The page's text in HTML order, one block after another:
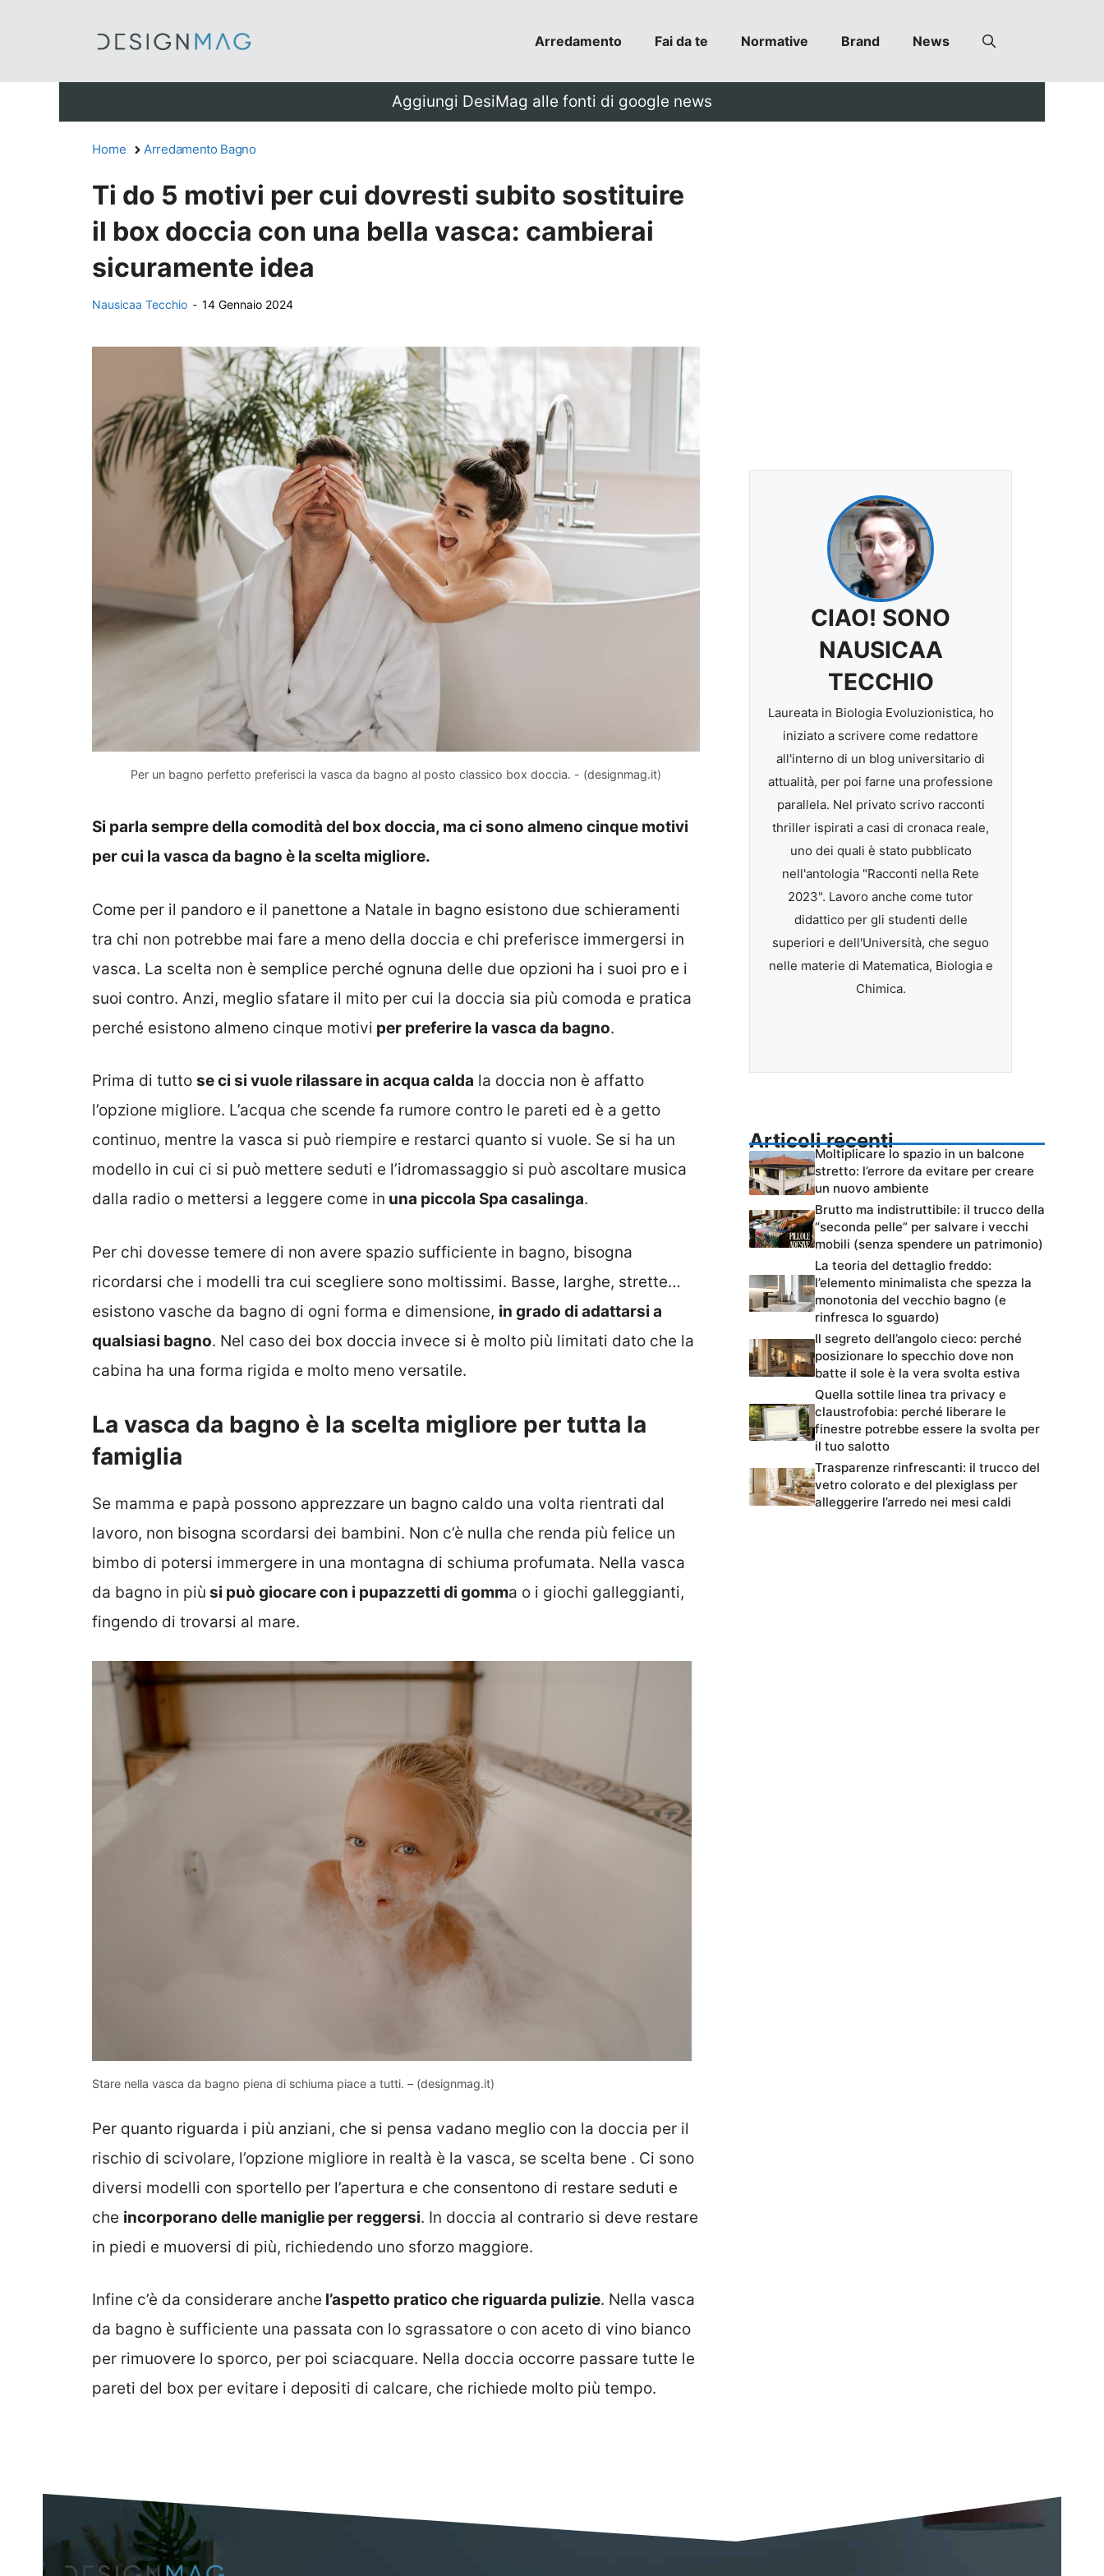
Arredamento Fai da te Normative Brand News
Aggiungi DesiMag alle fonti di google news
Home Arredamento Bagno
Ti do 5 motivi per cui dovresti subito sostituire
il box doccia con una bella vasca: cambierai
sicuramente idea
Nausicaa Tecchio - 14 Gennaio 2024
Per un bagno perfetto preferisci la vasca da bagno al posto classico box doccia. - (designmag.it)
Si parla sempre della comodità del box doccia, ma ci sono almeno cinque motivi
per cui la vasca da bagno è la scelta migliore.
Come per il pandoro e il panettone a Natale in bagno esistono due schieramenti
tra chi non potrebbe mai fare a meno della doccia e chi preferisce immergersi in
vasca. La scelta non è semplice perché ognuna delle due opzioni ha i suoi pro e i
suoi contro. Anzi, meglio sfatare il mito per cui la doccia sia più comoda e pratica
perché esistono almeno cinque motivi per preferire la vasca da bagno.
Prima di tutto se ci si vuole rilassare in acqua calda la doccia non è affatto
l’opzione migliore. L’acqua che scende fa rumore contro le pareti ed è a getto
continuo, mentre la vasca si può riempire e restarci quanto si vuole. Se si ha un
modello in cui ci si può mettere seduti e l’idromassaggio si può ascoltare musica
dalla radio o mettersi a leggere come in una piccola Spa casalinga.
Per chi dovesse temere di non avere spazio sufficiente in bagno, bisogna
ricordarsi che i modelli tra cui scegliere sono moltissimi. Basse, larghe, strette…
esistono vasche da bagno di ogni forma e dimensione, in grado di adattarsi a
qualsiasi bagno. Nel caso dei box doccia invece si è molto più limitati dato che la
cabina ha una forma rigida e molto meno versatile.
La vasca da bagno è la scelta migliore per tutta la
famiglia
Se mamma e papà possono apprezzare un bagno caldo una volta rientrati dal
lavoro, non bisogna scordarsi dei bambini. Non c’è nulla che renda più felice un
bimbo di potersi immergere in una montagna di schiuma profumata. Nella vasca
da bagno in più si può giocare con i pupazzetti di gomma o i giochi galleggianti,
fingendo di trovarsi al mare.
Stare nella vasca da bagno piena di schiuma piace a tutti. – (designmag.it)
Per quanto riguarda i più anziani, che si pensa vadano meglio con la doccia per il
rischio di scivolare, l’opzione migliore in realtà è la vasca, se scelta bene . Ci sono
diversi modelli con sportello per l’apertura e che consentono di restare seduti e
che incorporano delle maniglie per reggersi. In doccia al contrario si deve restare
in piedi e muoversi di più, richiedendo uno sforzo maggiore.
Infine c’è da considerare anche l’aspetto pratico che riguarda pulizie. Nella vasca
da bagno è sufficiente una passata con lo sgrassatore o con aceto di vino bianco
per rimuovere lo sporco, per poi sciacquare. Nella doccia occorre passare tutte le
pareti del box per evitare i depositi di calcare, che richiede molto più tempo.
CIAO! SONO
NAUSICAA
TECCHIO
Laureata in Biologia Evoluzionistica, ho
iniziato a scrivere come redattore
all'interno di un blog universitario di
attualità, per poi farne una professione
parallela. Nel privato scrivo racconti
thriller ispirati a casi di cronaca reale,
uno dei quali è stato pubblicato
nell'antologia "Racconti nella Rete
2023". Lavoro anche come tutor
didattico per gli studenti delle
superiori e dell'Università, che seguo
nelle materie di Matematica, Biologia e
Chimica.
Articoli recenti
Moltiplicare lo spazio in un balcone
stretto: l’errore da evitare per creare
un nuovo ambiente
Brutto ma indistruttibile: il trucco della
“seconda pelle” per salvare i vecchi
mobili (senza spendere un patrimonio)
La teoria del dettaglio freddo:
l’elemento minimalista che spezza la
monotonia del vecchio bagno (e
rinfresca lo sguardo)
Il segreto dell’angolo cieco: perché
posizionare lo specchio dove non
batte il sole è la vera svolta estiva
Quella sottile linea tra privacy e
claustrofobia: perché liberare le
finestre potrebbe essere la svolta per
il tuo salotto
Trasparenze rinfrescanti: il trucco del
vetro colorato e del plexiglass per
alleggerire l’arredo nei mesi caldi